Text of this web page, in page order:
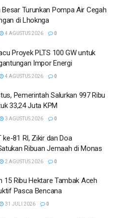
Turunkan Pompa Air Cegah
di Lhoknga
4 AGUSTUS 2026 0
Proyek PLTS 100 GW untuk
Impor Energi
4 AGUSTUS 2026 0
Pemerintah Salurkan 997 Ribu
33,24 Juta KPM
3 AGUSTUS 2026 0
ke-81 RI, Zikir dan Doa
Ribuan Jemaah di Monas
2 AGUSTUS 2026 0
15 Ribu Hektare Tambak Aceh
Pasca Bencana
31 JULI 2026 0